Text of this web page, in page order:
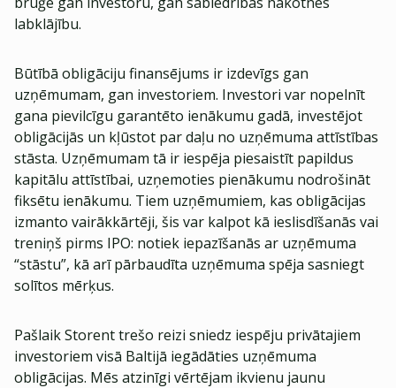
labklājību.
Būtībā obligāciju finansējums ir izdevīgs gan
uzņēmumam, gan investoriem. Investori var nopelnīt
gana pievilcīgu garantēto ienākumu gadā, investējot
obligācijās un kļūstot par daļu no uzņēmuma attīstības
stāsta. Uzņēmumam tā ir iespēja piesaistīt papildus
kapitālu attīstībai, uzņemoties pienākumu nodrošināt
fiksētu ienākumu. Tiem uzņēmumiem, kas obligācijas
izmanto vairākkārtēji, šis var kalpot kā ieslisdīšanās vai
treniņš pirms IPO: notiek iepazīšanās ar uzņēmuma
“stāstu”, kā arī pārbaudīta uzņēmuma spēja sasniegt
solītos mērķus.
Pašlaik Storent trešo reizi sniedz iespēju privātajiem
investoriem visā Baltijā iegādāties uzņēmuma
obligācijas. Mēs atzinīgi vērtējam ikvienu jaunu